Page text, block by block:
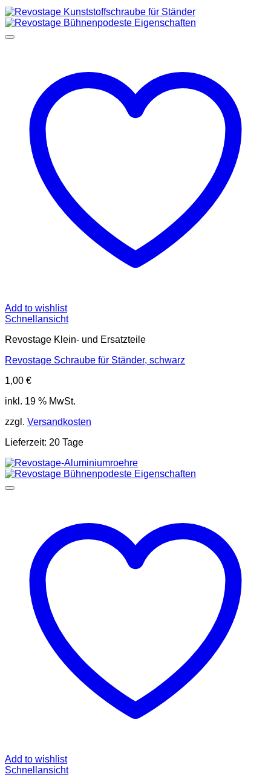
Add to wishlist
Schnellansicht
Revostage Klein- und Ersatzteile
Revostage Schraube für Ständer, schwarz
1,00 €
inkl. 19 % MwSt.
zzgl. Versandkosten
Lieferzeit: 20 Tage
Add to wishlist
Schnellansicht